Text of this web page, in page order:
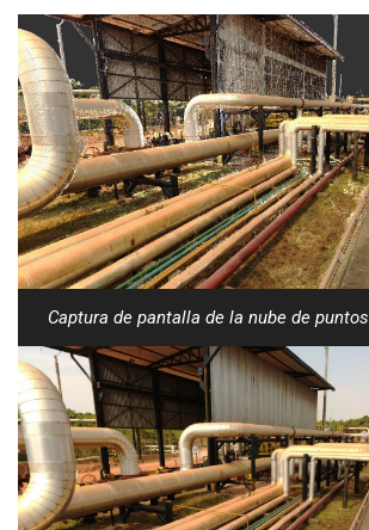
Captura de pantalla de la nube de puntos